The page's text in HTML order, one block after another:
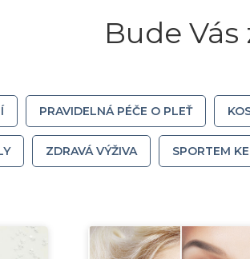
Bude
PRAVIDELNÁ PÉČE O PLEŤ
ZDRAVÁ VÝŽIVA SPORTEM